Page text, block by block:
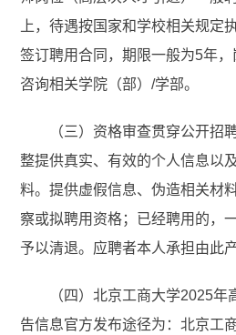
上，待遇按国家和学校相关规定
签订聘用合同，期限一般为5年
咨询相关学院（部）/学部。
（三）资格审查贯穿公开招
整提供真实、有效的个人信息以
料。提供虚假信息、伪造相关材
察或拟聘用资格；已经聘用的，
予以清退。应聘者本人承担由此
（四）北京工商大学2025
告信息官方发布途径为：北京工